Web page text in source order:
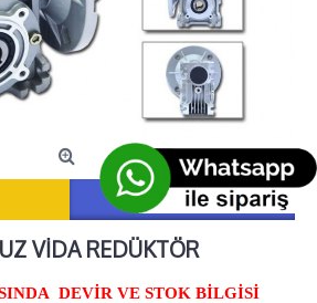
YORUMLAR (0)
VİDA REDÜKTÖR
DEVİR VE STOK BİLGİSİ